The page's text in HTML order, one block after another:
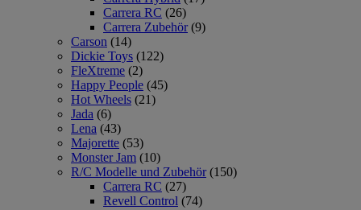
Carrera RC (26)
Carrera Zubehör (9)
Carson (14)
Dickie Toys (122)
FleXtreme (2)
Happy People (45)
Hot Wheels (21)
Jada (6)
Lena (43)
Majorette (53)
Monster Jam (10)
R/C Modelle und Zubehör (150)
Carrera RC (27)
Revell Control (74)